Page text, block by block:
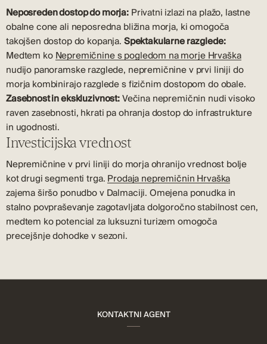
Neposreden dostop do morja:Privatni izlazi na plažo, lastne
obalne cone ali neposredna bližina morja, ki omogoča
takojšen dostop do kopanja. Spektakularne razglede:
Medtem ko Nepremičnine s pogledom na morje Hrvaška
nudijo panoramske razglede, nepremičnine v prvi liniji do
morja kombinirajo razglede s fizičnim dostopom do obale.
Zasebnost in ekskluzivnost:Večina nepremičnin nudi visoko
raven zasebnosti, hkrati pa ohranja dostop do infrastrukture
in ugodnosti.
Investicijska vrednost
Nepremičnine v prvi liniji do morja ohranijo vrednost bolje
kot drugi segmenti trga. Prodaja nepremičnin Hrvaška
zajema širšo ponudbo v Dalmaciji. Omejena ponudka in
stalno povpraševanje zagotavljata dolgoročno stabilnost cen,
medtem ko potencial za luksuzni turizem omogoča
precejšnje dohodke v sezoni.
KONTAKTNI AGENT